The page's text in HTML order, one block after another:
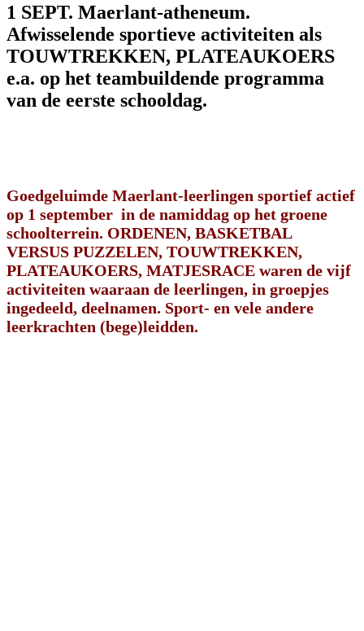
1 SEPT. Maerlant-atheneum.
Afwisselende sportieve activiteiten als
TOUWTREKKEN, PLATEAUKOERS
e.a. op het teambuildende programma
van de eerste schooldag.
Goedgeluimde Maerlant-leerlingen sportief actief
op 1 september in de namiddag op het groene
schoolterrein. ORDENEN, BASKETBAL
VERSUS PUZZELEN, TOUWTREKKEN,
PLATEAUKOERS, MATJESRACE waren de vijf
activiteiten waaraan de leerlingen, in groepjes
ingedeeld, deelnamen. Sport- en vele andere
leerkrachten (bege)leidden.